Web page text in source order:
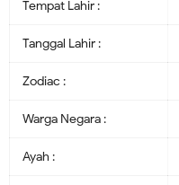
Tempat Lahir :
Tanggal Lahir :
Zodiac :
Warga Negara :
Ayah :